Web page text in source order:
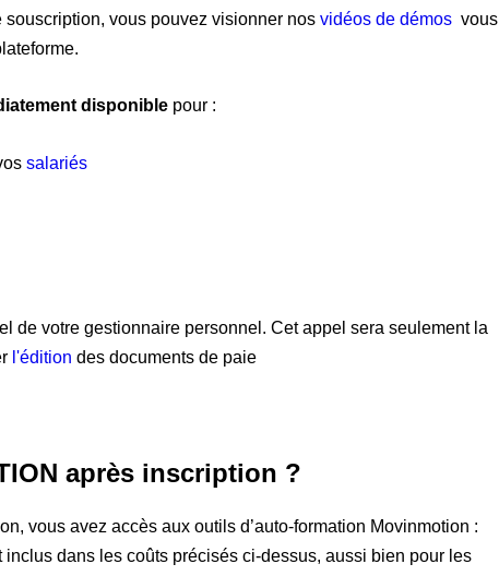
souscription, vous pouvez visionner nosvidéos de démos vous
disponible pour :
salariés
de votre gestionnaire personnel. Cet appel sera seulement la
l'éditiondes documents de paie
après inscription ?
vous avez accès aux outils d’auto-formation Movinmotion :
dans les coûts précisés ci-dessus, aussi bien pour les